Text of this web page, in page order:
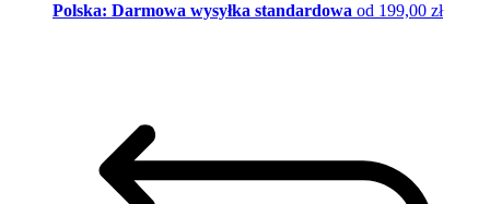
Polska: Darmowa wysyłka standardowa od 199,00 zł